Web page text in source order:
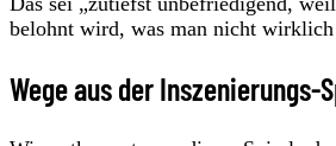
belohnt wird, was man nicht wirklich
Wege aus der Inszenierungs-